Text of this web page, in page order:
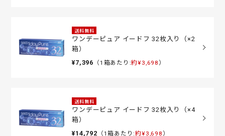
送料無料
ワンデーピュア イードフ 32枚入り（×2
箱）
¥7,396 （1箱あたり:約¥3,698 ）
送料無料
ワンデーピュア イードフ 32枚入り（×4
箱）
¥14,792 （1箱あたり:約¥3,698 ）